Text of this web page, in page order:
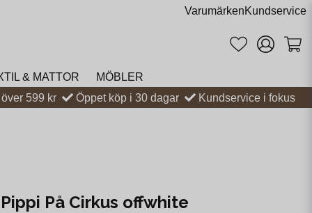
VarumärkenKundservice
& MATTOR
MÖBLER
599 kr
Öppet köp i 30 dagar Kundservice i fokus
På Cirkus offwhite